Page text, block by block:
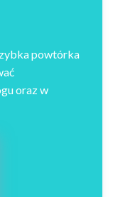
powtórka
oraz w